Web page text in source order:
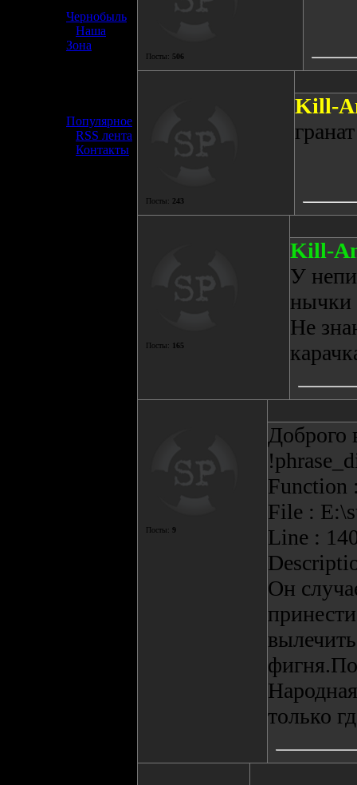
Чернобыль
Наша
Зона
Популярное
RSS лента
Контакты
Посты: 506
Посты: 243
Kill-
Посты: 165
Kill-
У
нычки
Не
Посты: 9
Доброго
Function
File :
Line :
Он
только